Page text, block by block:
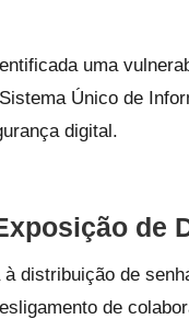
uma
Único de
digital.
de
distribuição de
de